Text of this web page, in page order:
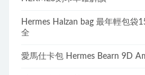
Hermes Halzan bag 最年輕包袋
全
愛馬仕卡包 Hermes Bearn 9D